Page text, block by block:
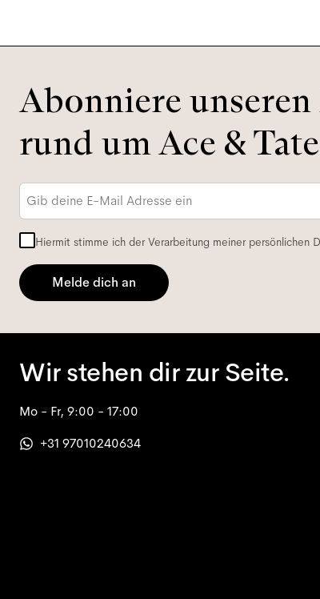
Abonniere
rund um Ace &
Adresse
Hiermit stimme ich der Verarbeitung meiner persönlichen
Melde dich an
Wir stehen dir zur Seite.
Mo - Fr, 9:00 - 17:00
+31 97010240634